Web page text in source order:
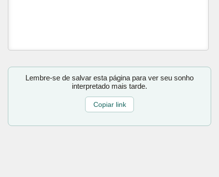
Lembre-se de salvar esta página para ver seu sonho
interpretado mais tarde.
Copiar link